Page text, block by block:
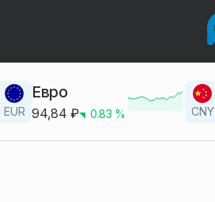
EUR
Евро
94,84 ₽ 0.83 % CNY